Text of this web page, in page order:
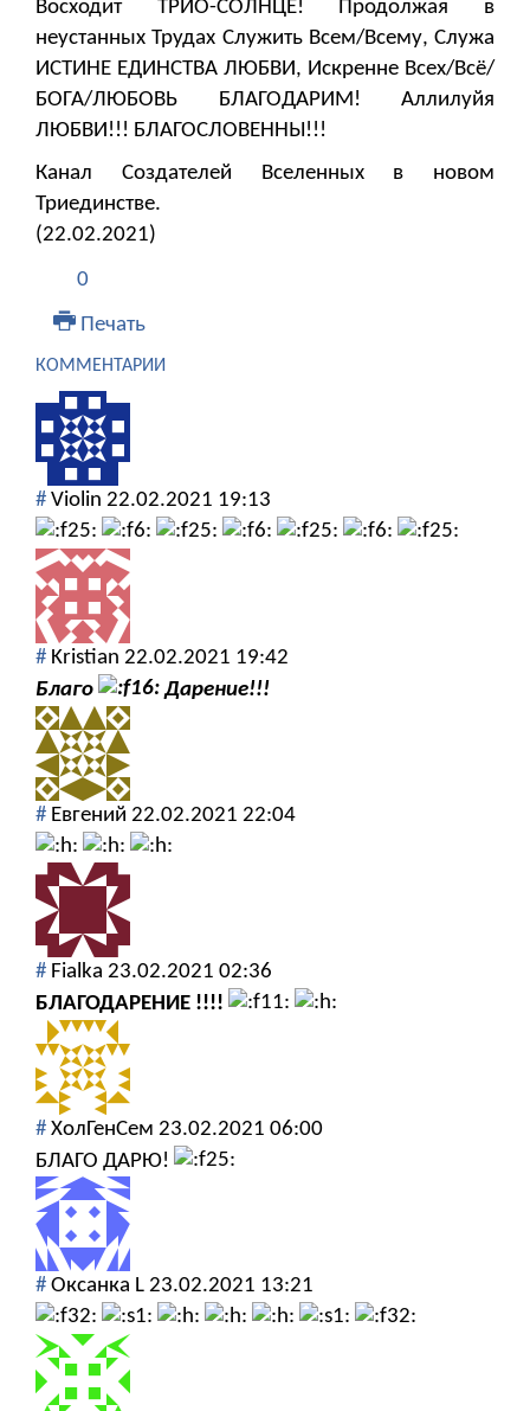
Восходит ТРИО-СОЛНЦЕ! Продолжая в
неустанных Трудах Служить Всем/Всему, Служа
ИСТИНЕ ЕДИНСТВА ЛЮБВИ, Искренне Всех/Всё/
БОГА/ЛЮБОВЬ БЛАГОДАРИМ! Аллилуйя
ЛЮБВИ!!! БЛАГОСЛОВЕННЫ!!!
Канал Создателей Вселенных в новом
Триединстве.
(22.02.2021)
0
Печать
КОММЕНТАРИИ
# Violin 22.02.2021 19:13
# Kristian 22.02.2021 19:42
Благо
Дарение!!!
# Евгений 22.02.2021 22:04
# Fialka 23.02.2021 02:36
БЛАГОДАРЕНИЕ !!!!
# ХолГенСем 23.02.2021 06:00
БЛАГО ДАРЮ!
# Оксанка L 23.02.2021 13:21